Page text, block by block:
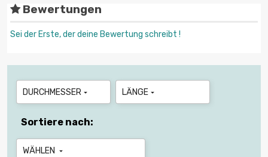
Bewertungen
Sei der Erste, der deine Bewertung schreibt !
DURCHMESSER  LÄNGE 
Sortiere nach:
WÄHLEN 